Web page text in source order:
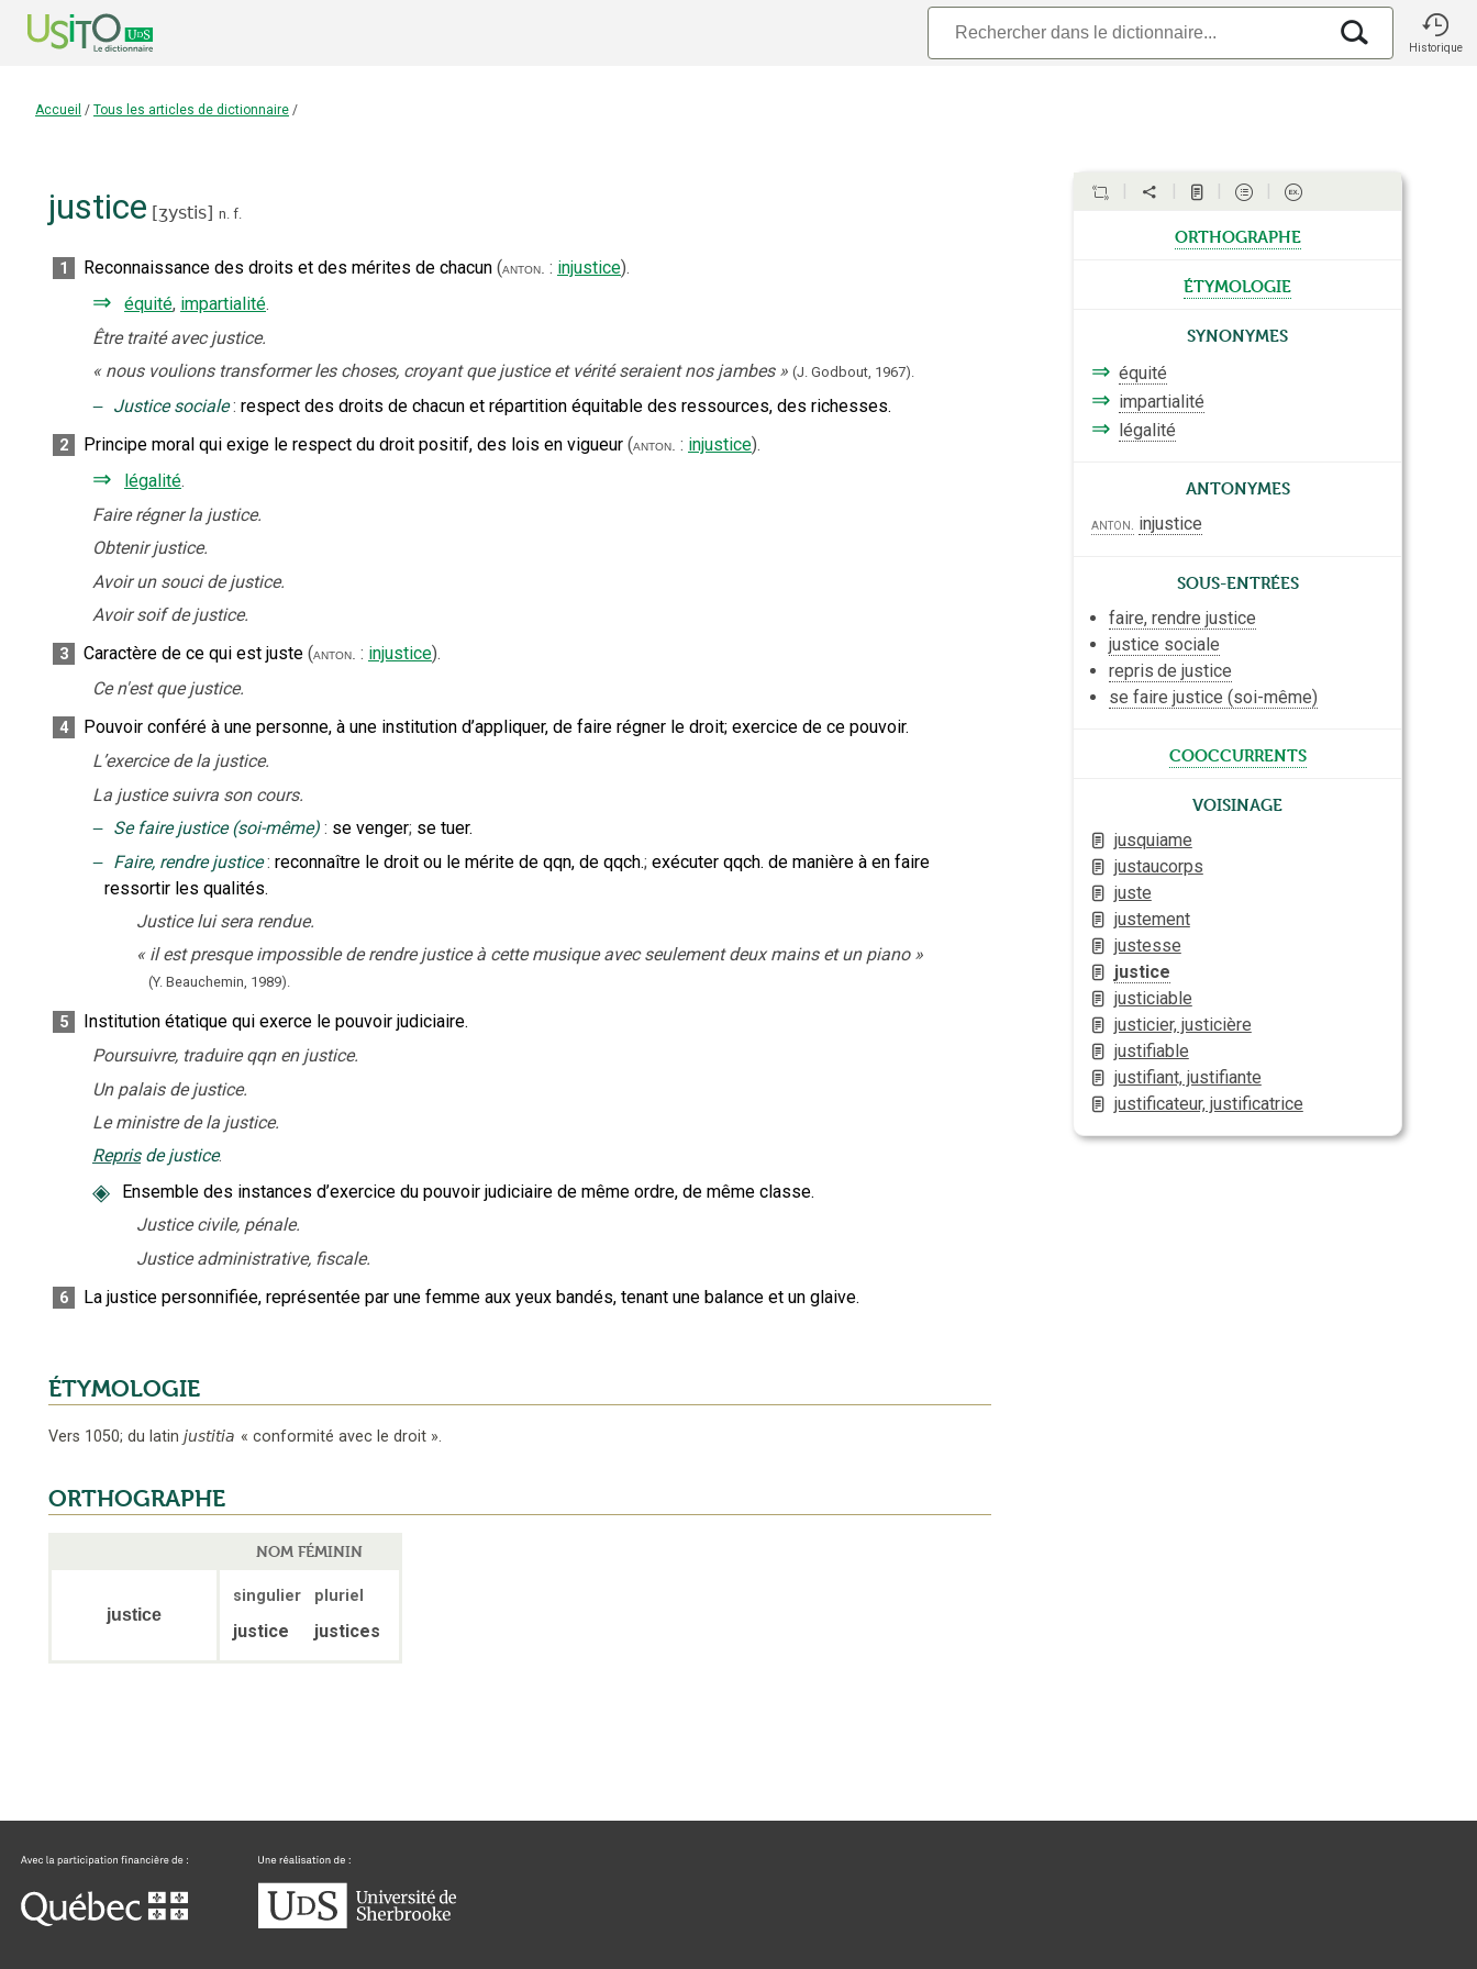
Historique
Accueil / Tous les articles de dictionnaire /
justice [ʒystis] n. f.
1 Reconnaissance des droits et des mérites de chacun (anton. : injustice).
⇒ équité, impartialité.
Être traité avec justice.
« nous voulions transformer les choses, croyant que justice et vérité seraient nos jambes » (J. Godbout, 1967).
‒ Justice sociale : respect des droits de chacun et répartition équitable des ressources, des richesses.
2 Principe moral qui exige le respect du droit positif, des lois en vigueur (anton. : injustice).
⇒ légalité.
Faire régner la justice.
Obtenir justice.
Avoir un souci de justice.
Avoir soif de justice.
3 Caractère de ce qui est juste (anton. : injustice).
Ce n'est que justice.
4 Pouvoir conféré à une personne, à une institution d’appliquer, de faire régner le droit; exercice de ce pouvoir.
L’exercice de la justice.
La justice suivra son cours.
‒ Se faire justice (soi-même) : se venger; se tuer.
‒ Faire, rendre justice : reconnaître le droit ou le mérite de qqn, de qqch.; exécuter qqch. de manière à en faire
ressortir les qualités.
Justice lui sera rendue.
« il est presque impossible de rendre justice à cette musique avec seulement deux mains et un piano »
(Y. Beauchemin, 1989).
5
Institution étatique qui exerce le pouvoir judiciaire.
Poursuivre, traduire qqn en justice.
Un palais de justice.
Le ministre de la justice.
Repris de justice.
◈
Ensemble des instances d’exercice du pouvoir judiciaire de même ordre, de même classe.
Justice civile, pénale.
Justice administrative, fiscale.
6 La justice personnifiée, représentée par une femme aux yeux bandés, tenant une balance et un glaive.
ÉTYMOLOGIE
Vers 1050; du latin justitia « conformité avec le droit ».
ORTHOGRAPHE
NOM FÉMININ
justice
singulier pluriel
justice justices
orthographe
étymologie
Synonymes
⇒ équité
⇒ impartialité
⇒ légalité
Antonymes
anton. injustice
Sous-entrées
faire, rendre justice
justice sociale
repris de justice
se faire justice (soi-même)
cooccurrents
Voisinage
jusquiame
justaucorps
juste
justement
justesse
justice
justiciable
justicier, justicière
justifiable
justifiant, justifiante
justificateur, justificatrice